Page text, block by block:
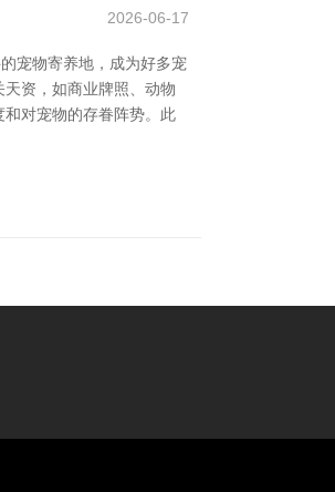
2026-06-17
宠物寄养地，成为好多宠
资，如商业牌照、动物
对宠物的存眷阵势。此